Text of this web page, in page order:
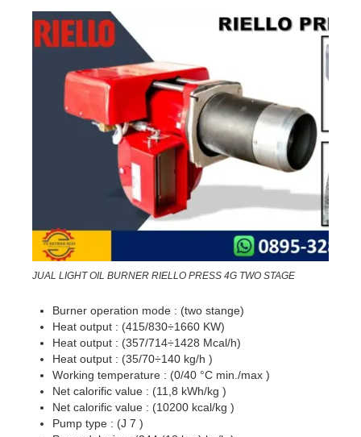
JUAL LIGHT OIL BURNER RIELLO PRESS 4G TWO STAGE
Burner operation mode : (two stange)
Heat output : (415/830÷1660 KW)
Heat output : (357/714÷1428 Mcal/h)
Heat output : (35/70÷140 kg/h )
Working temperature : (0/40 °C min./max )
Net calorific value : (11,8 kWh/kg )
Net calorific value : (10200 kcal/kg )
Pump type : (J 7 )